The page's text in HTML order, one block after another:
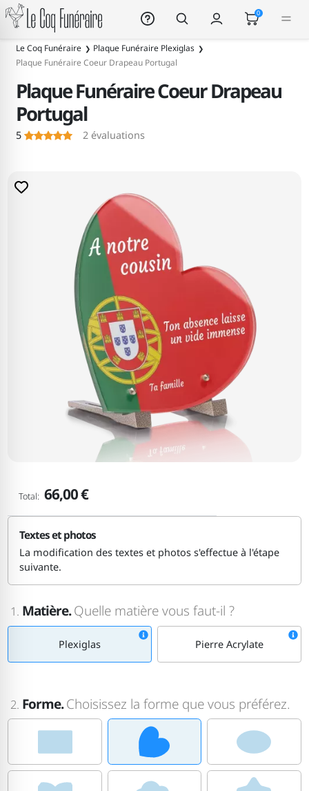
Le Coq Funéraire 0
Le Coq Funéraire
Plaque Funéraire Plexiglas
Plaque Funéraire Coeur Drapeau Portugal
Plaque Funéraire Coeur Drapeau
Portugal
5 2 évaluations
Total: 66,00 €
Textes et photos
La modification des textes et photos s'effectue à l'étape
suivante.
1. Matière.Quelle matière vous faut-il ?
Plexiglas Pierre Acrylate
2. Forme.Choisissez la forme que vous préférez.